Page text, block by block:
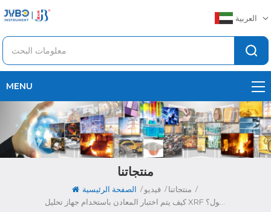
العربية
MENU
منتجاتنا
الصفحة الرئيسية / فيديو / منتجاتنا /
كيف يتم اختبار المعادن باستخدام جهاز تحليل XRF المحمول؟